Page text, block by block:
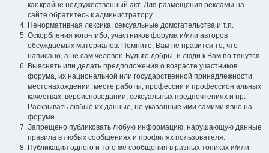
как крайне недружественный акт. Для размещения рекламы на
сайте обратитесь к администратору.
Ненормативная лексика, сексуальные домогательства и т.п.
Оскорбления кого-либо, участников форума и/или авторов
обсуждаемых материалов. Помните, Вам не нравится то, что
написано, а не сам человек. Будьте добры, и люди к Вам по тянутся.
Выяснять или делать предположения о возрасте участников
форума, их национальной или государственной принадлежности,
местонахождении, месте работы, профессии и профессион альных
качествах, вероисповедании, сексуальных предпочтениях и пр.
Раскрывать любые их данные, не указанные ими самими явно на
форуме.
Запрещено публиковать любую информацию, нарушающую данные
правила в любых сообщениях и профилях пользователя.
Публикация одного и того же сообщения в разных топиках и/или